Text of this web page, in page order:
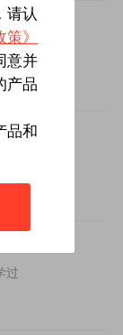
过
过
请认
策》
意并
产品
品和